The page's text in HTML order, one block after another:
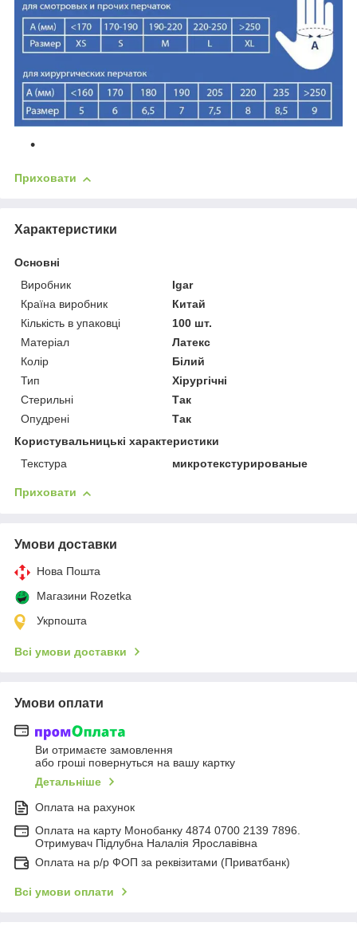
Приховати
Характеристики
Основні
Виробник
Igar
Країна виробник
Китай
Кількість в упаковці
100 шт.
Матеріал
Латекс
Колір
Білий
Тип
Хірургічні
Стерильні
Так
Опудрені
Так
Користувальницькі характеристики
Текстура
микротекстурированые
Приховати
Умови доставки
Нова Пошта
Магазини Rozetka
Укрпошта
Всі умови доставки
Умови оплати
Ви отримаєте замовлення
або гроші повернуться на вашу картку
Детальніше
Оплата на рахунок
Оплата на карту Монобанку 4874 0700 2139 7896.
Отримувач Підлубна Налалія Ярославівна
Оплата на р/р ФОП за реквізитами (Приватбанк)
Всі умови оплати